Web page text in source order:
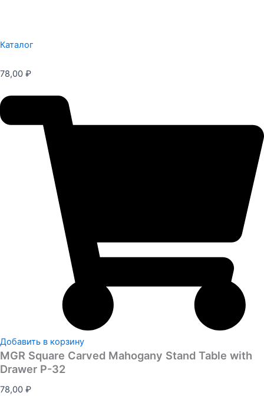
Каталог
78,00 ₽
Добавить в корзину
MGR Square Carved Mahogany Stand Table with
Drawer P-32
78,00 ₽